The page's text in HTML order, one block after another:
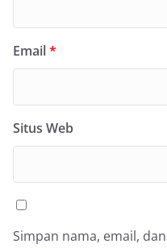
Email*
Situs Web
Simpan nama, email,